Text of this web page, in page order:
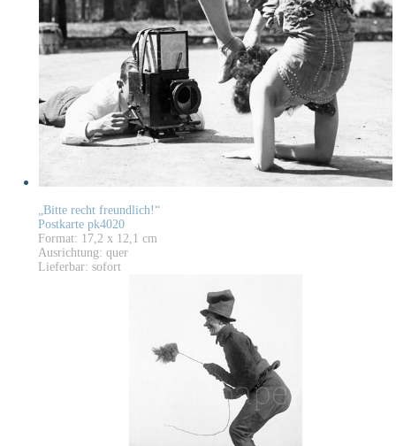
„Bitte recht freundlich!“
Postkarte pk4020
Format: 17,2 x 12,1 cm
Ausrichtung: quer
Lieferbar: sofort